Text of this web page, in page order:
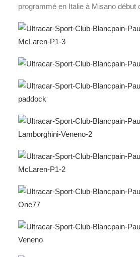
programmé en Italie à Misano début